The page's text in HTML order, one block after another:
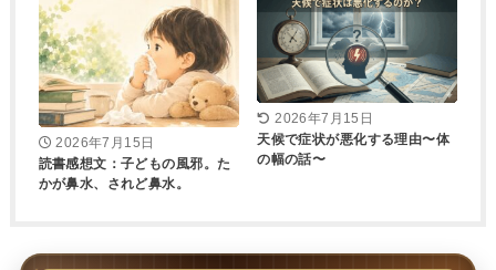
2026年7月15日
読書感想文：子どもの風邪。た
かが鼻水、されど鼻水。
2026年7月15日
天候で症状が悪化する理由〜体
の幅の話〜